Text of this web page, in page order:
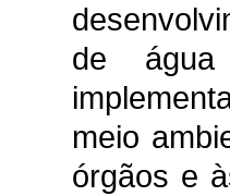
de
meio
órgãos e